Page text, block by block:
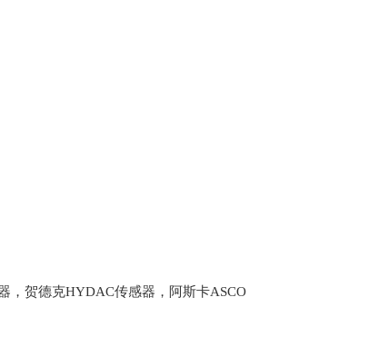
，贺德克HYDAC传感器，阿斯卡ASCO